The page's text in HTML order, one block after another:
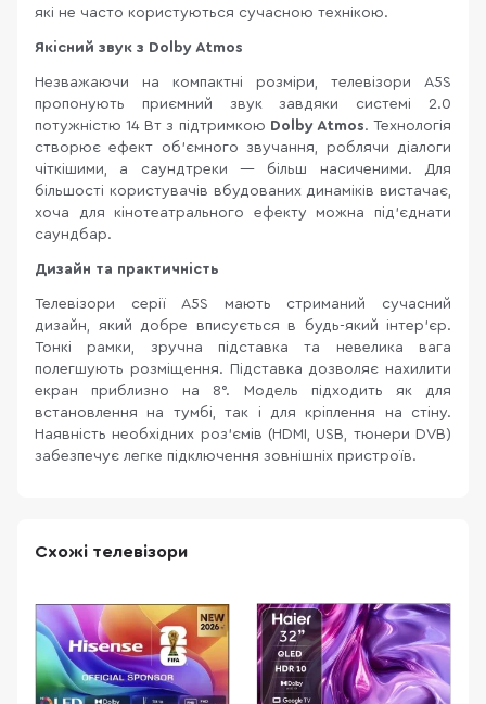
які не часто користуються сучасною технікою.
Якісний звук з Dolby Atmos
Незважаючи на компактні розміри, телевізори A5S
пропонують приємний звук завдяки системі 2.0
потужністю 14 Вт з підтримкою Dolby Atmos. Технологія
створює ефект об’ємного звучання, роблячи діалоги
чіткішими, а саундтреки — більш насиченими. Для
більшості користувачів вбудованих динаміків вистачає,
хоча для кінотеатрального ефекту можна під’єднати
саундбар.
Дизайн та практичність
Телевізори серії A5S мають стриманий сучасний
дизайн, який добре вписується в будь-який інтер’єр.
Тонкі рамки, зручна підставка та невелика вага
полегшують розміщення. Підставка дозволяє нахилити
екран приблизно на 8°. Модель підходить як для
встановлення на тумбі, так і для кріплення на стіну.
Наявність необхідних роз’ємів (HDMI, USB, тюнери DVB)
забезпечує легке підключення зовнішніх пристроїв.
Схожі телевізори